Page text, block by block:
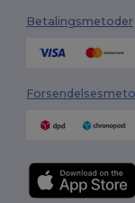
Betalingsmetoder